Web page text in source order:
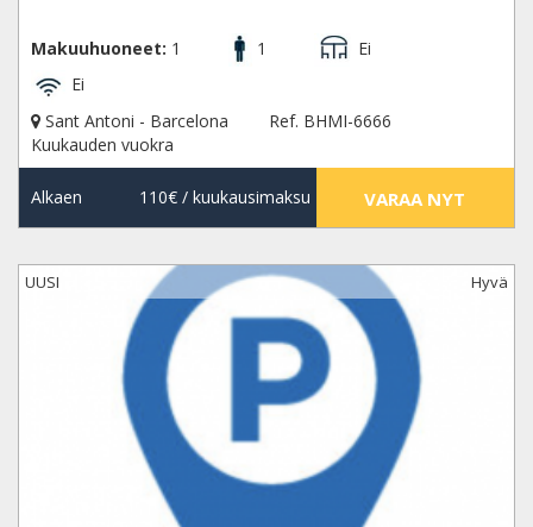
Makuuhuoneet: 1 1
Ei
Ei
Sant Antoni - Barcelona
Ref. BHMI-6666
Kuukauden vuokra
Alkaen 110€/ kuukausimaksu VARAA NYT
UUSI Hyvä